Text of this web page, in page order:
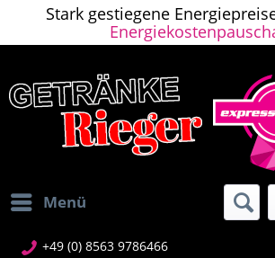
Stark gestiegene
Menü
+49 (0) 8563 9786466